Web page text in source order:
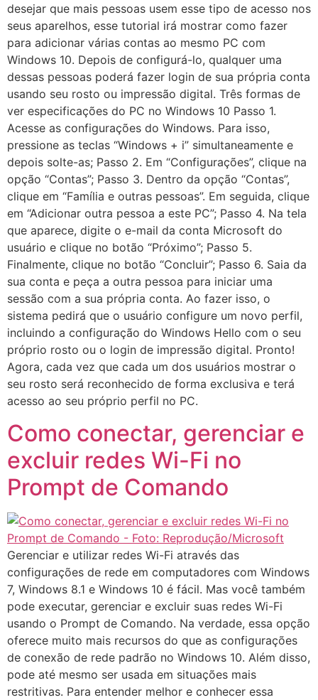
desejar que mais pessoas usem esse tipo de acesso nos
seus aparelhos, esse tutorial irá mostrar como fazer
para adicionar várias contas ao mesmo PC com
Windows 10. Depois de configurá-lo, qualquer uma
dessas pessoas poderá fazer login de sua própria conta
usando seu rosto ou impressão digital. Três formas de
ver especificações do PC no Windows 10 Passo 1.
Acesse as configurações do Windows. Para isso,
pressione as teclas “Windows + i” simultaneamente e
depois solte-as; Passo 2. Em “Configurações”, clique na
opção “Contas”; Passo 3. Dentro da opção “Contas”,
clique em “Família e outras pessoas”. Em seguida, clique
em “Adicionar outra pessoa a este PC”; Passo 4. Na tela
que aparece, digite o e-mail da conta Microsoft do
usuário e clique no botão “Próximo”; Passo 5.
Finalmente, clique no botão “Concluir”; Passo 6. Saia da
sua conta e peça a outra pessoa para iniciar uma
sessão com a sua própria conta. Ao fazer isso, o
sistema pedirá que o usuário configure um novo perfil,
incluindo a configuração do Windows Hello com o seu
próprio rosto ou o login de impressão digital. Pronto!
Agora, cada vez que cada um dos usuários mostrar o
seu rosto será reconhecido de forma exclusiva e terá
acesso ao seu próprio perfil no PC.
Como conectar, gerenciar e
excluir redes Wi-Fi no
Prompt de Comando
Gerenciar e utilizar redes Wi-Fi através das
configurações de rede em computadores com Windows
7, Windows 8.1 e Windows 10 é fácil. Mas você também
pode executar, gerenciar e excluir suas redes Wi-Fi
usando o Prompt de Comando. Na verdade, essa opção
oferece muito mais recursos do que as configurações
de conexão de rede padrão no Windows 10. Além disso,
pode até mesmo ser usada em situações mais
restritivas. Para entender melhor e conhecer essa